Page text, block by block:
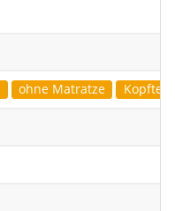
ohne Matratze Kopfteil